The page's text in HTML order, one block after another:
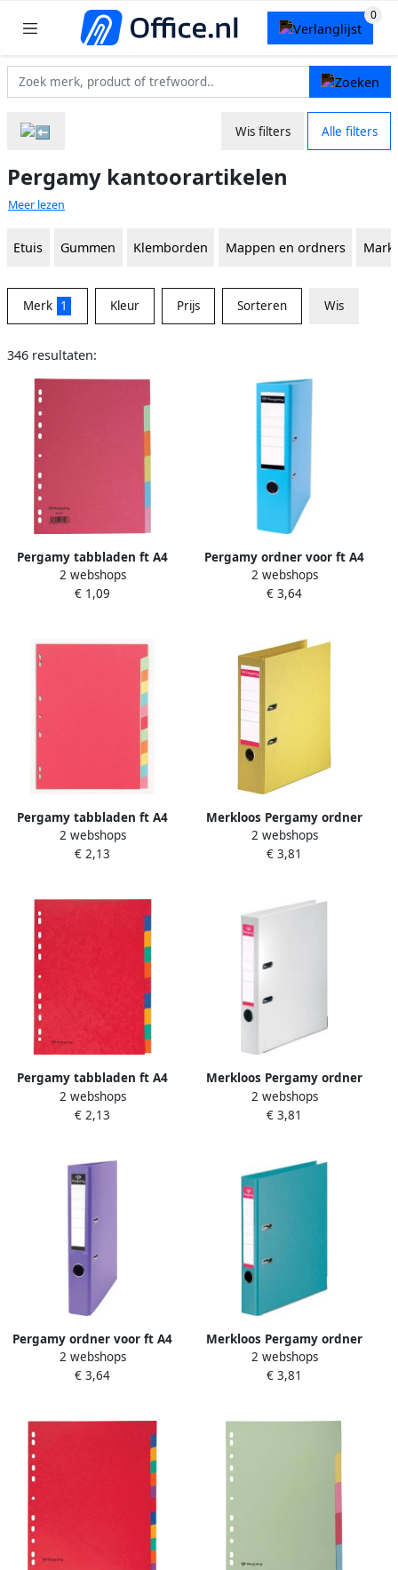
Wis filters Alle filters
Pergamy kantoorartikelen
Meer lezen
Etuis Gummen Klemborden Mappen en ordners
Merk 1 Kleur Prijs Sorteren Wis
346 resultaten:
Pergamy tabbladen ft A4
11-gaatsperforatie extra
sterk karton geassorteerde
2 webshops
€ 1,09
Pergamy ordner voor ft A4
uit PP en papier zonder
beschermrand rug van 7 5
2 webshops
€ 3,64
Pergamy tabbladen ft A4
11-gaatsperforatie extra
sterk karton geassorteerde
2 webshops
€ 2,13
Merkloos Pergamy ordner
voor ft A4 volledig uit PP
rug van 8 cm geel
2 webshops
€ 3,81
Pergamy tabbladen ft A4
11-gaatsperforatie stevig
karton geassorteerde
2 webshops
€ 2,13
Merkloos Pergamy ordner
voor ft A4 volledig uit PP
rug van 5 cm wit
2 webshops
€ 3,81
Pergamy ordner voor ft A4
uit PP en papier zonder
beschermrand rug van 5 cm
2 webshops
€ 3,64
Merkloos Pergamy ordner
voor ft A4 volledig uit PP
rug van 5 cm turkoois
2 webshops
€ 3,81